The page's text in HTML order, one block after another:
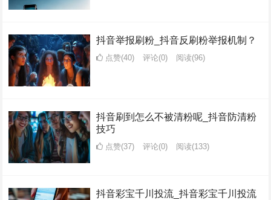
抖音举报刷粉_抖音反刷粉举报机制？
点赞(40) 评论(0) 阅读(96)
抖音刷到怎么不被清粉呢_抖音防清粉
技巧
点赞(37) 评论(0) 阅读(133)
抖音彩宝千川投流_抖音彩宝千川投流